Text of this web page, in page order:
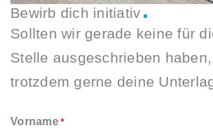
Bewirb dich initiativ
Sollten wir gerade keine für
Stelle ausgeschrieben
trotzdem gerne deine
Vorname *